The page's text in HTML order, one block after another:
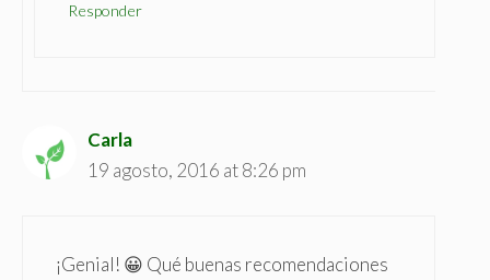
Responder
Carla
19 agosto, 2016 at 8:26 pm
¡Genial! 😀 Qué buenas recomendaciones